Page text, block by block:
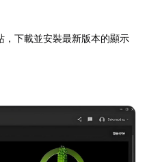
，下載並安裝最新版本的顯示